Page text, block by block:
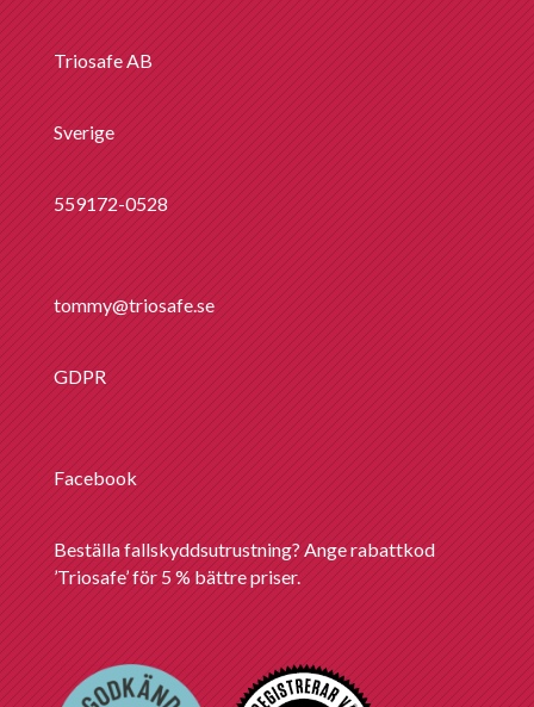
Triosafe AB
Sverige
559172-0528
tommy@triosafe.se
GDPR
Facebook
Beställa fallskyddsutrustning? Ange rabattkod
’Triosafe’ för 5 % bättre priser.